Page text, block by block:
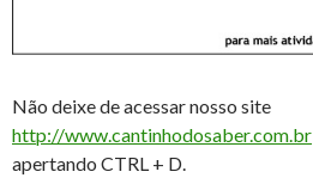
Não deixe de acessar nosso site
http://www.cantinhodosaber.com.br
apertando CTRL + D.